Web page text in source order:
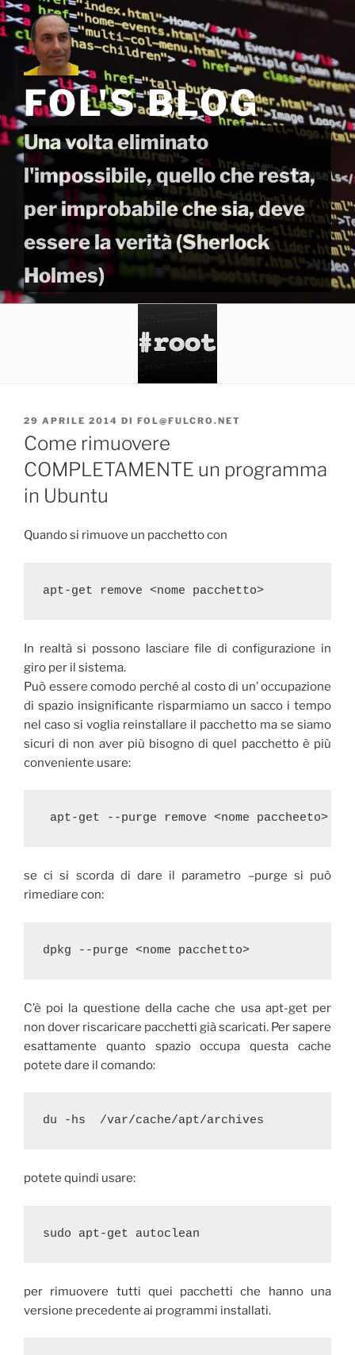
Salta
al
contenuto
FOL'S BLOG
Una volta eliminato
l'impossibile, quello che resta,
per improbabile che sia, deve
essere la verità (Sherlock
Holmes)
PUBBLICATO
IL
29 APRILE 2014 DI FOL@FULCRO.NET
Come rimuovere
COMPLETAMENTE un programma
in Ubuntu
Quando si rimuove un pacchetto con
apt-get remove <nome pacchetto>
In realtà si possono lasciare file di configurazione in
giro per il sistema.
Può essere comodo perché al costo di un’ occupazione
di spazio insignificante risparmiamo un sacco i tempo
nel caso si voglia reinstallare il pacchetto ma se siamo
sicuri di non aver più bisogno di quel pacchetto è più
conveniente usare:
apt-get --purge remove <nome paccheeto>
se ci si scorda di dare il parametro –purge si può
rimediare con:
dpkg --purge <nome pacchetto>
C’è poi la questione della cache che usa apt-get per
non dover riscaricare pacchetti già scaricati. Per sapere
esattamente quanto spazio occupa questa cache
potete dare il comando:
du -hs  /var/cache/apt/archives
potete quindi usare:
sudo apt-get autoclean
per rimuovere tutti quei pacchetti che hanno una
versione precedente ai programmi installati.